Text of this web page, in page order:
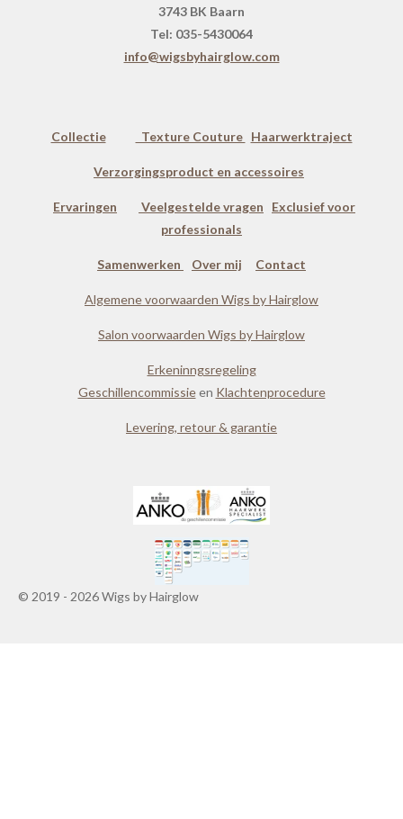
3743 BK Baarn
Tel: 035-5430064
info@wigsbyhairglow.com
Collectie Texture Couture Haarwerktraject
Verzorgingsproduct en accessoires
Ervaringen Veelgestelde vragen
Exclusief voor
professionals
Samenwerken Over mij Contact
Algemene voorwaarden Wigs by Hairglow
Salon voorwaarden Wigs by Hairglow
Erkeninngsregeling
Geschillencommissieen Klachtenprocedure
Levering, retour & garantie
© 2019 - 2026 Wigs by Hairglow